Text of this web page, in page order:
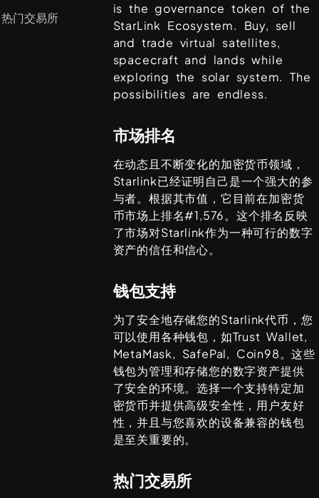
热门交易所
is the governance token of the
StarLink Ecosystem. Buy, sell
and trade virtual satellites,
spacecraft and lands while
exploring the solar system. The
possibilities are endless.
市场排名
在动态且不断变化的加密货币领域，
Starlink已经证明自己是一个强大的参
与者。根据其市值，它目前在加密货
币市场上排名#1,576。这个排名反映
了市场对Starlink作为一种可行的数字
资产的信任和信心。
钱包支持
为了安全地存储您的Starlink代币，您
可以使用各种钱包，如Trust Wallet,
MetaMask, SafePal, Coin98。这些
钱包为管理和存储您的数字资产提供
了安全的环境。选择一个支持特定加
密货币并提供高级安全性，用户友好
性，并且与您喜欢的设备兼容的钱包
是至关重要的。
热门交易所